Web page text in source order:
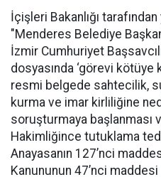
İçişleri Bakanlığı tarafından
"Menderes Belediye
İzmir Cumhuriyet
dosyasında ‘görevi
resmi belgede sahtecilik,
kurma ve imar kirliliğine
soruşturmaya başlanması
Hakimliğince tutuklama
Anayasanın 127’nci
Kanununun 47’nci